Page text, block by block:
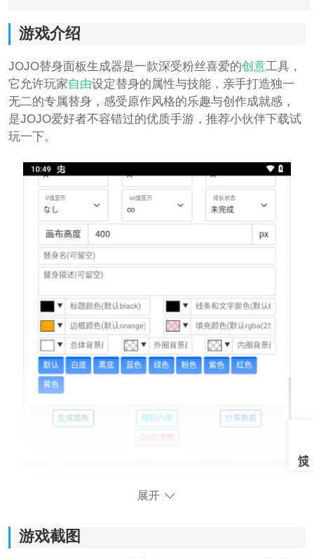
游戏介绍
JOJO替身面板生成器是一款深受粉丝喜爱的创意工具，
它允许玩家自由设定替身的属性与技能，亲手打造独一
无二的专属替身，感受原作风格的乐趣与创作成就感，
是JOJO爱好者不容错过的优质手游，推荐小伙伴下载试
玩一下。
展开
游戏截图